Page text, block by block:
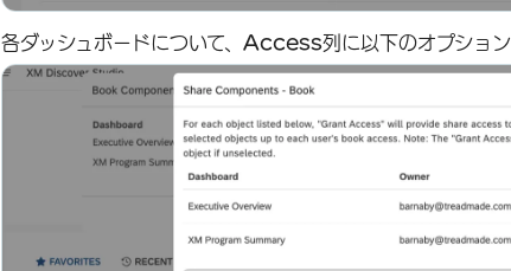
各ダッシュボードについて、 Access列に以下のオプショ